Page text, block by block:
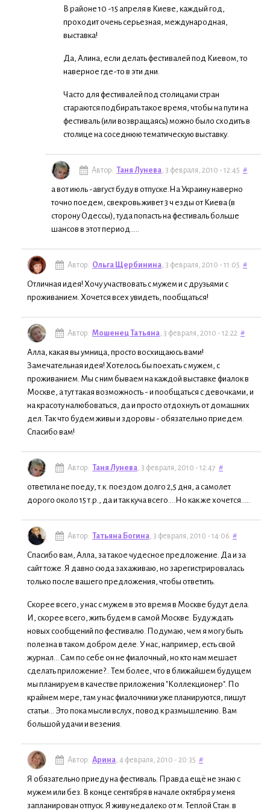
В районе 10 -15 апреля в Киеве, каждый год,
проходит очень серьезная, международная,
выставка!
Да, Алина, если делать фестивалей под Киевом, то
наверное где-то в эти дни.
Часто для фестивалей под столицами стран
стараются подбирать такое время, чтобы на пути на
фестиваль (или возвращаясь) можно было сходить в
столице на соседнюю тематическую выставку.
Автор: Таня Лунева , 3 февраля, 2010 - 12:45 #
а вот июль -август буду в отпуске.На Украину наверно
точно поедем, свекровь живет 3 ч езды от Киева (в
сторону Одессы), туда попасть на фестиваль больше
шансов в этот период.....
Автор: Ольга Щербинина , 3 февраля, 2010 - 11:05 #
Отличная идея! Хочу участвовать с мужем и с друзьями с
проживанием. Хочется всех увидеть, пообщаться!
Автор: Мошенец Татьяна , 3 февраля, 2010 - 12:22 #
Алла, какая вы умница, просто восхищаюсь вами!
Замечательная идея! Хотелось бы поехать с мужем, с
проживанием. Мы с ним бываем на каждой выставке фиалок в
Москве, а тут такая возможность - и пообщаться с девочками, и
на красоту налюбоваться, да и просто отдохнуть от домашних
дел. Так что будем живы и здоровы - обязательно приедем.
Спасибо вам!
Автор: Таня Лунева , 3 февраля, 2010 - 12:47 #
ответила не поеду, т.к. поездом долго 2,5 дня, а самолет
дорого около 15 т.р., да и так куча всего....Но как же хочется.....
Автор: Татьяна Богина , 3 февраля, 2010 - 14:06 #
Спасибо вам, Алла, за такое чудесное предложение. Да и за
сайт тоже. Я давно сюда захаживаю, но зарегистрировалась
только после вашего предложения, чтобы ответить.
Скорее всего, у нас с мужем в это время в Москве будут дела.
И, скорее всего, жить будем в самой Москве. Буду ждать
новых сообщений по фестивалю. Подумаю, чем я могу быть
полезна в таком добром деле. У нас, например, есть свой
журнал... Сам по себе он не фиалочный, но кто нам мешает
сделать приложение?.. Тем более, что в ближайшем будущем
мы планируем в качестве приложения "Коллекционер". По
крайнем мере, там у нас фиалочники уже планируются, пишут
статьи... Это пока мысли вслух, повод к размышлению. Вам
большой удачи и везения.
Автор: Арина , 4 февраля, 2010 - 20:35 #
Я обязательно приеду на фестиваль. Правда ещё не знаю с
мужем или без. В конце сентября в начале октября у меня
запланирован отпуск. Я живу недалеко от м. Теплой Стан. в